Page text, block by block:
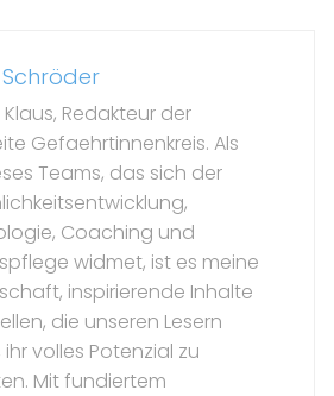
Redakteur der
Gefaehrtinnenkreis. Als
Teams, das sich der
Coaching und
widmet, ist es meine
inspirierende Inhalte
die unseren Lesern
volles Potenzial zu
Mit fundiertem